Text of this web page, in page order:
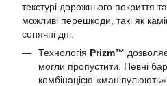
текстурі дорожнього покриття
можливі перешкоди, такі як
сонячні дні.
Технологія Prizm™
могли пропустити. Певні
комбінацією